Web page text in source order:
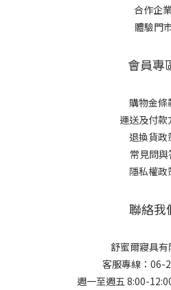
合作企
體驗門
會員專
購物金條
運送及付款
退換貨政
常見問與
隱私權政
聯絡我
舒蜜爾寢具有
客服專線：06-
週一至週五 8:00-